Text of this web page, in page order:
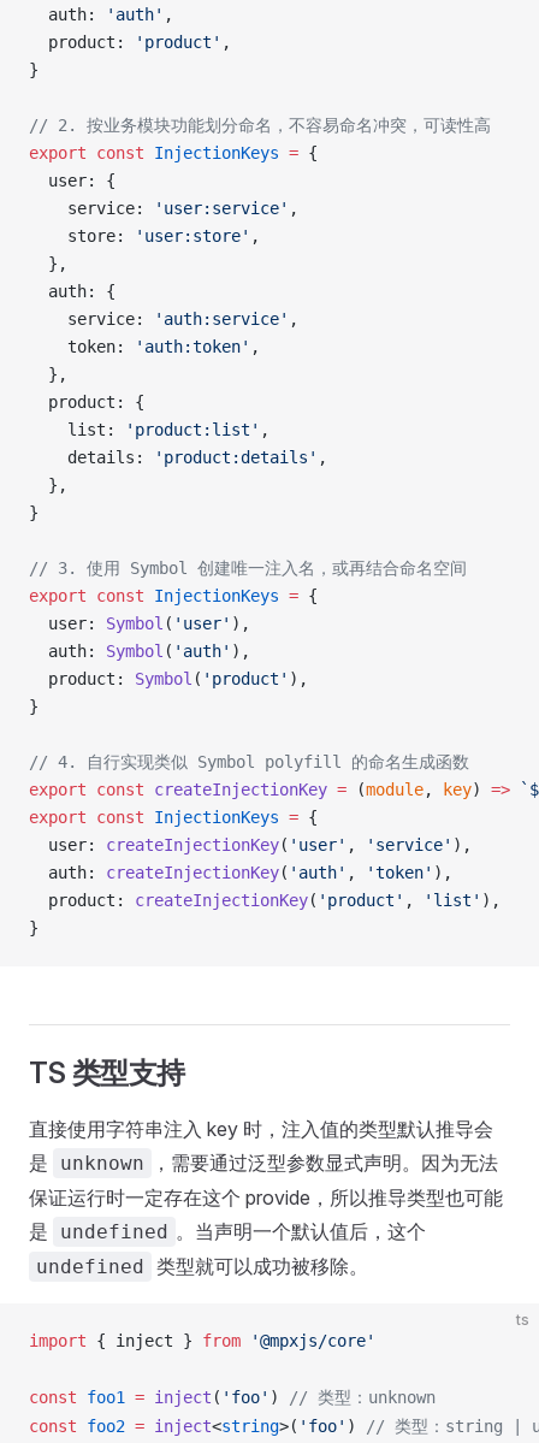
  auth:
'auth' ,
  product:
'product' ,
}
// 2. 按业务模块功能划分命名，不容易命名冲突，可读性高
export const InjectionKeys = {
  user: {
    service:
'user:service' ,
    store:
'user:store' ,
  },
  auth: {
    service:
'auth:service' ,
    token:
'auth:token' ,
  },
  product: {
    list:
'product:list' ,
    details:
'product:details' ,
  },
}
// 3. 使用 Symbol 创建唯一注入名，或再结合命名空间
export const InjectionKeys = {
  user:
Symbol ( 'user' ),
  auth:
Symbol ( 'auth' ),
  product:
Symbol ( 'product' ),
}
// 4. 自行实现类似 Symbol polyfill 的命名生成函数
export const createInjectionKey = (module, key) =>
export const InjectionKeys = {
  user:
createInjectionKey( 'user' , 'service' ),
  auth:
createInjectionKey( 'auth' , 'token' ),
  product:
createInjectionKey( 'product' , 'list' ),
}
TS 类型支持
直接使用字符串注入 key 时，注入值的类型默认推导会
是
unknown
，需要通过泛型参数显式声明。因为无法
保证运行时一定存在这个 provide，所以推导类型也可能
是
undefined 。当声明一个默认值后，这个
undefined 类型就可以成功被移除。
ts
import { inject } from '@mpxjs/core'
const foo1 = inject ( 'foo' )
// 类型：unknown
const
foo2 = inject<string>( 'foo' )
// 类型：string |